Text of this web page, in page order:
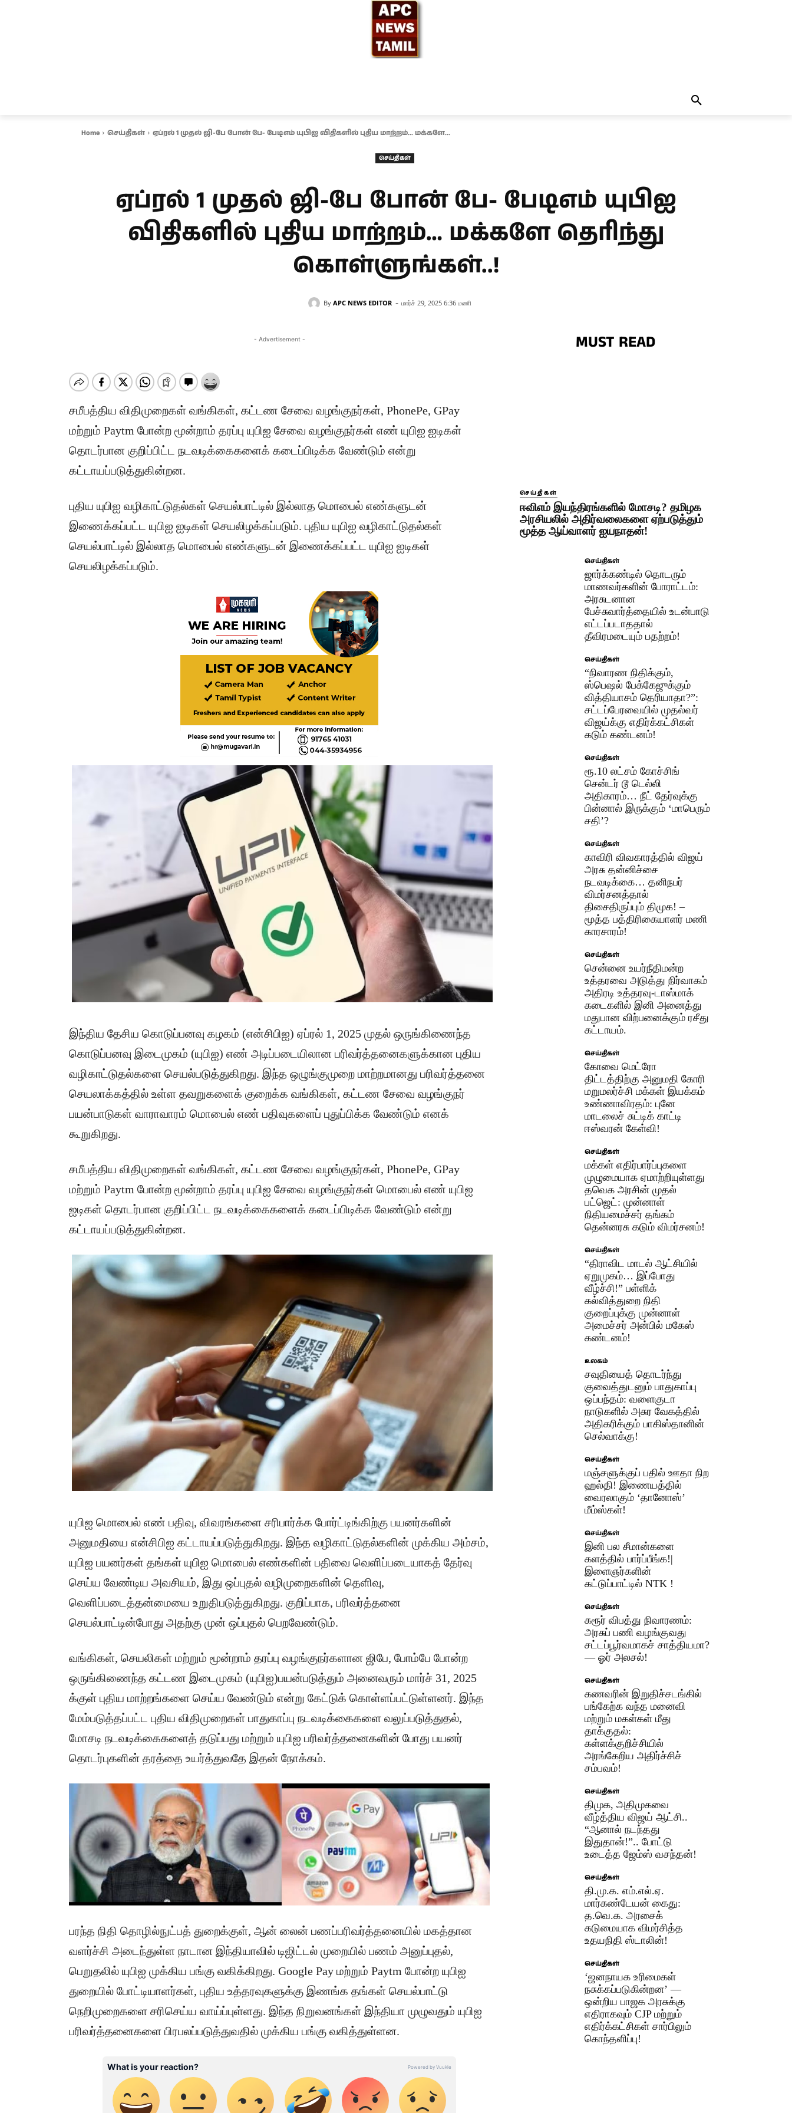
Home செய்திகள் ஏப்ரல் 1 முதல் ஜி-பே போன் பே- பேடிஎம் யுபிஐ விதிகளில் புதிய மாற்றம்... மக்களே...
செய்திகள்
ஏப்ரல் 1 முதல் ஜி-பே போன் பே- பேடிஎம் யுபிஐ
விதிகளில் புதிய மாற்றம்… மக்களே தெரிந்து
கொள்ளுங்கள்..!
By APC NEWS EDITOR - மார்ச் 29, 2025 6:36 மணி
- Advertisement -
சமீபத்திய விதிமுறைகள் வங்கிகள், கட்டண சேவை வழங்குநர்கள், PhonePe, GPay
மற்றும் Paytm போன்ற மூன்றாம் தரப்பு யுபிஐ சேவை வழங்குநர்கள் எண் யுபிஐ ஐடிகள்
தொடர்பான குறிப்பிட்ட நடவடிக்கைகளைக் கடைப்பிடிக்க வேண்டும் என்று
கட்டாயப்படுத்துகின்றன.
புதிய யுபிஐ வழிகாட்டுதல்கள் செயல்பாட்டில் இல்லாத மொபைல் எண்களுடன்
இணைக்கப்பட்ட யுபிஐ ஐடிகள் செயலிழக்கப்படும். புதிய யுபிஐ வழிகாட்டுதல்கள்
செயல்பாட்டில் இல்லாத மொபைல் எண்களுடன் இணைக்கப்பட்ட யுபிஐ ஐடிகள்
செயலிழக்கப்படும்.
இந்திய தேசிய கொடுப்பனவு கழகம் (என்சிபிஐ) ஏப்ரல் 1, 2025 முதல் ஒருங்கிணைந்த
கொடுப்பனவு இடைமுகம் (யுபிஐ) எண் அடிப்படையிலான பரிவர்த்தனைகளுக்கான புதிய
வழிகாட்டுதல்களை செயல்படுத்துகிறது. இந்த ஒழுங்குமுறை மாற்றமானது பரிவர்த்தனை
செயலாக்கத்தில் உள்ள தவறுகளைக் குறைக்க வங்கிகள், கட்டண சேவை வழங்குநர்
பயன்பாடுகள் வாராவாரம் மொபைல் எண் பதிவுகளைப் புதுப்பிக்க வேண்டும் எனக்
கூறுகிறது.
சமீபத்திய விதிமுறைகள் வங்கிகள், கட்டண சேவை வழங்குநர்கள், PhonePe, GPay
மற்றும் Paytm போன்ற மூன்றாம் தரப்பு யுபிஐ சேவை வழங்குநர்கள் மொபைல் எண் யுபிஐ
ஐடிகள் தொடர்பான குறிப்பிட்ட நடவடிக்கைகளைக் கடைப்பிடிக்க வேண்டும் என்று
கட்டாயப்படுத்துகின்றன.
யுபிஐ மொபைல் எண் பதிவு, விவரங்களை சரிபார்க்க போர்ட்டிங்கிற்கு பயனர்களின்
அனுமதியை என்சிபிஐ கட்டாயப்படுத்துகிறது. இந்த வழிகாட்டுதல்களின் முக்கிய அம்சம்,
யுபிஐ பயனர்கள் தங்கள் யுபிஐ மொபைல் எண்களின் பதிவை வெளிப்படையாகத் தேர்வு
செய்ய வேண்டிய அவசியம், இது ஒப்புதல் வழிமுறைகளின் தெளிவு,
வெளிப்படைத்தன்மையை உறுதிபடுத்துகிறது. குறிப்பாக, பரிவர்த்தனை
செயல்பாட்டின்போது அதற்கு முன் ஒப்புதல் பெறவேண்டும்.
வங்கிகள், செயலிகள் மற்றும் மூன்றாம் தரப்பு வழங்குநர்களான ஜிபே, போம்பே போன்ற
ஒருங்கிணைந்த கட்டண இடைமுகம் (யுபிஐ)பயன்படுத்தும் அனைவரும் மார்ச் 31, 2025
க்குள் புதிய மாற்றங்களை செய்ய வேண்டும் என்று கேட்டுக் கொள்ளப்பட்டுள்ளனர். இந்த
மேம்படுத்தப்பட்ட புதிய விதிமுறைகள் பாதுகாப்பு நடவடிக்கைகளை வலுப்படுத்துதல்,
மோசடி நடவடிக்கைகளைத் தடுப்பது மற்றும் யுபிஐ பரிவர்த்தனைகளின் போது பயனர்
தொடர்புகளின் தரத்தை உயர்த்துவதே இதன் நோக்கம்.
பரந்த நிதி தொழில்நுட்பத் துறைக்குள், ஆன் லைன் பணப்பரிவர்த்தனையில் மகத்தான
வளர்ச்சி அடைந்துள்ள நாடான இந்தியாவில் டிஜிட்டல் முறையில் பணம் அனுப்புதல்,
பெறுதலில் யுபிஐ முக்கிய பங்கு வகிக்கிறது. Google Pay மற்றும் Paytm போன்ற யுபிஐ
துறையில் போட்டியாளர்கள், புதிய உத்தரவுகளுக்கு இணங்க தங்கள் செயல்பாட்டு
நெறிமுறைகளை சரிசெய்ய வாய்ப்புள்ளது. இந்த நிறுவனங்கள் இந்தியா முழுவதும் யுபிஐ
பரிவர்த்தனைகளை பிரபலப்படுத்துவதில் முக்கிய பங்கு வகித்துள்ளன.
MUST READ
செய்திகள்
ஈவிஎம் இயந்திரங்களில் மோசடி? தமிழக
அரசியலில் அதிர்வலைகளை ஏற்படுத்தும்
மூத்த ஆய்வாளர் ஐயநாதன்!
செய்திகள்
ஜார்க்கண்டில் தொடரும்
மாணவர்களின் போராட்டம்:
அரசுடனான
பேச்சுவார்த்தையில் உடன்பாடு
எட்டப்படாததால்
தீவிரமடையும் பதற்றம்!
செய்திகள்
“நிவாரண நிதிக்கும்,
ஸ்பெஷல் பேக்கேஜுக்கும்
வித்தியாசம் தெரியாதா?”:
சட்டப்பேரவையில் முதல்வர்
விஜய்க்கு எதிர்க்கட்சிகள்
கடும் கண்டனம்!
செய்திகள்
ரூ.10 லட்சம் கோச்சிங்
சென்டர் டூ டெல்லி
அதிகாரம்… நீட் தேர்வுக்கு
பின்னால் இருக்கும் ‘மாபெரும்
சதி’?
செய்திகள்
காவிரி விவகாரத்தில் விஜய்
அரசு தன்னிச்சை
நடவடிக்கை… தனிநபர்
விமர்சனத்தால்
திசைதிருப்பும் திமுக! –
மூத்த பத்திரிகையாளர் மணி
காரசாரம்!
செய்திகள்
சென்னை உயர்நீதிமன்ற
உத்தரவை அடுத்து நிர்வாகம்
அதிரடி உத்தரவு-டாஸ்மாக்
கடைகளில் இனி அனைத்து
மதுபான விற்பனைக்கும் ரசீது
கட்டாயம்.
செய்திகள்
கோவை மெட்ரோ
திட்டத்திற்கு அனுமதி கோரி
மறுமலர்ச்சி மக்கள் இயக்கம்
உண்ணாவிரதம்: புனே
மாடலைச் சுட்டிக் காட்டி
ஈஸ்வரன் கேள்வி!
செய்திகள்
மக்கள் எதிர்பார்ப்புகளை
முழுமையாக ஏமாற்றியுள்ளது
தவெக அரசின் முதல்
பட்ஜெட்: முன்னாள்
நிதியமைச்சர் தங்கம்
தென்னரசு கடும் விமர்சனம்!
செய்திகள்
“திராவிட மாடல் ஆட்சியில்
ஏறுமுகம்… இப்போது
வீழ்ச்சி!” பள்ளிக்
கல்வித்துறை நிதி
குறைப்புக்கு முன்னாள்
அமைச்சர் அன்பில் மகேஸ்
கண்டனம்!
உலகம்
சவுதியைத் தொடர்ந்து
குவைத்துடனும் பாதுகாப்பு
ஒப்பந்தம்: வளைகுடா
நாடுகளில் அசுர வேகத்தில்
அதிகரிக்கும் பாகிஸ்தானின்
செல்வாக்கு!
செய்திகள்
மஞ்சளுக்குப் பதில் ஊதா நிற
ஹல்தி! இணையத்தில்
வைரலாகும் ‘தானோஸ்’
மீம்ஸ்கள்!
செய்திகள்
இனி பல சீமான்களை
களத்தில் பார்ப்பீங்க!|
இளைஞர்களின்
கட்டுப்பாட்டில் NTK !
செய்திகள்
கரூர் விபத்து நிவாரணம்:
அரசுப் பணி வழங்குவது
சட்டப்பூர்வமாகச் சாத்தியமா?
— ஓர் அலசல்!
செய்திகள்
கணவரின் இறுதிச்சடங்கில்
பங்கேற்க வந்த மனைவி
மற்றும் மகள்கள் மீது
தாக்குதல்:
கள்ளக்குறிச்சியில்
அரங்கேறிய அதிர்ச்சிச்
சம்பவம்!
செய்திகள்
திமுக, அதிமுகவை
வீழ்த்திய விஜய் ஆட்சி..
“ஆனால் நடந்தது
இதுதான்!”.. போட்டு
உடைத்த ஜேம்ஸ் வசந்தன்!
செய்திகள்
தி.மு.க. எம்.எல்.ஏ.
மார்கண்டேயன் கைது:
த.வெ.க. அரசைக்
கடுமையாக விமர்சித்த
உதயநிதி ஸ்டாலின்!
செய்திகள்
‘ஜனநாயக உரிமைகள்
நசுக்கப்படுகின்றன’ —
ஒன்றிய பாஜக அரசுக்கு
எதிராகவும் CJP மற்றும்
எதிர்க்கட்சிகள் சார்பிலும்
கொந்தளிப்பு!